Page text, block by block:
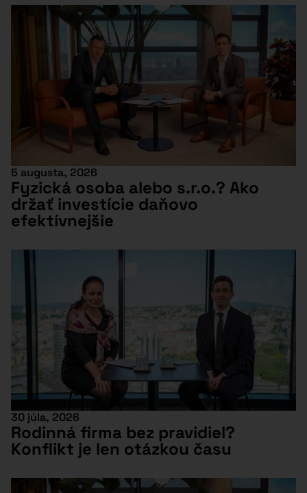
5 augusta, 2026
Fyzická osoba alebo s.r.o.? Ako
držať investície daňovo
efektívnejšie
30 júla, 2026
Rodinná firma bez pravidiel?
Konflikt je len otázkou času